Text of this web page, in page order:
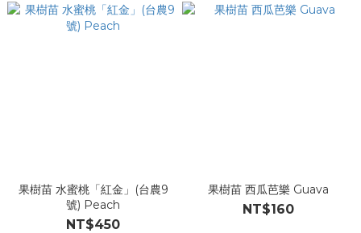
果樹苗 水蜜桃「紅金」(台農9
號) Peach
NT$450
果樹苗 西瓜芭樂 Guava
NT$160